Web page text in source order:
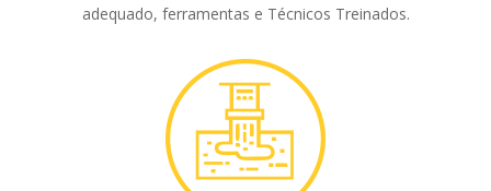
adequado, ferramentas e Técnicos Treinados.